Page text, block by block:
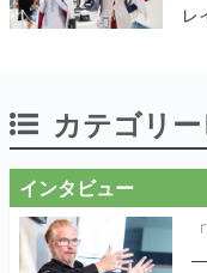
レ
カテゴリ
インタビュー